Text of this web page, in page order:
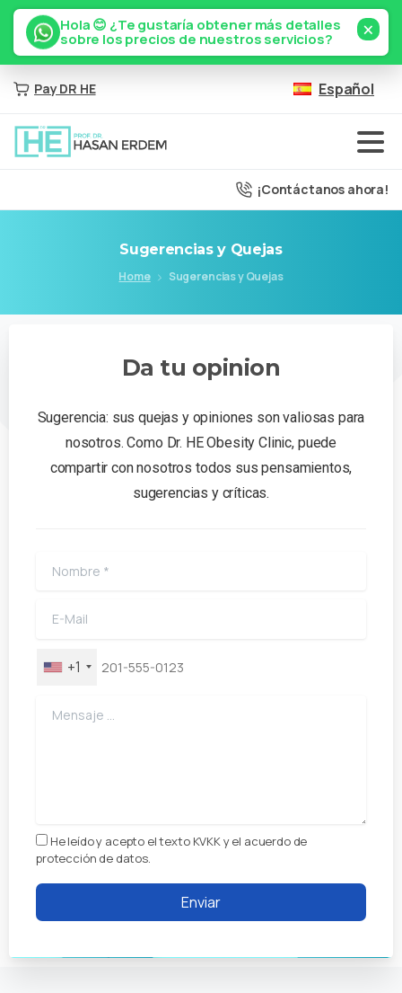
Hola 😊 ¿Te gustaría obtener más detalles
sobre los precios de nuestros servicios? ×
Pay DR HE Español
¡Contáctanos ahora!
Sugerencias y Quejas
Home Sugerencias y Quejas
Da tu opinion
Sugerencia: sus quejas y opiniones son valiosas para
nosotros. Como Dr. HE Obesity Clinic, puede
compartir con nosotros todos sus pensamientos,
sugerencias y críticas.
+1
He leído y acepto el texto KVKK y el acuerdo de
protección de datos.